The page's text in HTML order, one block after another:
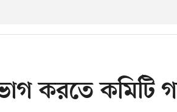
ভাগ করতে কমিটি